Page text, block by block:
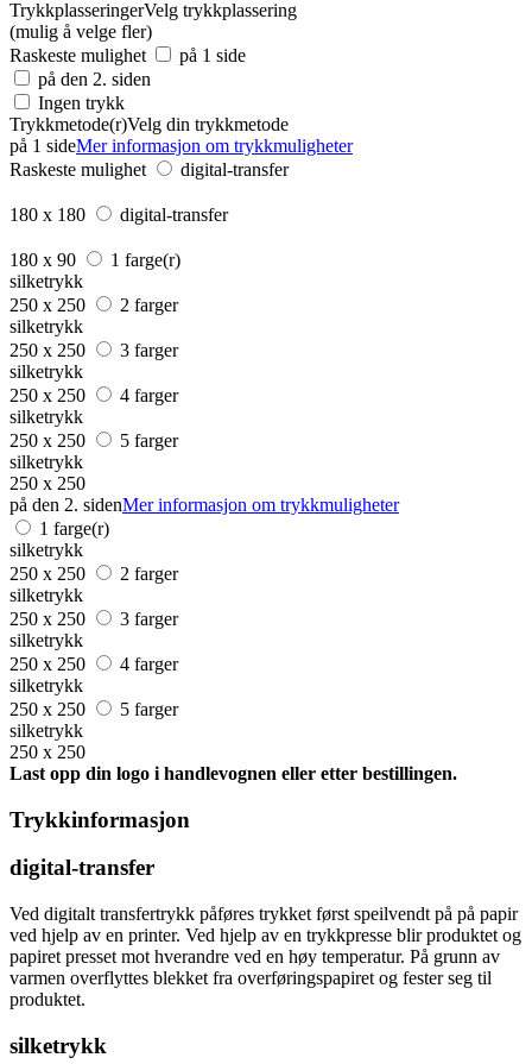
TrykkplasseringerVelg trykkplassering
(mulig å velge fler)
Raskeste mulighet
på 1 side
på den 2. siden
Ingen trykk
Trykkmetode(r)Velg din trykkmetode
på 1 sideMer informasjon om trykkmuligheter
Raskeste mulighet
digital-transfer
180 x 180 digital-transfer
180 x 90
1 farge(r)
silketrykk
250 x 250
2 farger
silketrykk
250 x 250
3 farger
silketrykk
250 x 250
4 farger
silketrykk
250 x 250
5 farger
silketrykk
250 x 250
på den 2. sidenMer informasjon om trykkmuligheter
1 farge(r)
silketrykk
250 x 250
2 farger
silketrykk
250 x 250
3 farger
silketrykk
250 x 250
4 farger
silketrykk
250 x 250
5 farger
silketrykk
250 x 250
Last opp din logo i handlevognen eller etter bestillingen.
Trykkinformasjon
digital-transfer
Ved digitalt transfertrykk påføres trykket først speilvendt på på papir
ved hjelp av en printer. Ved hjelp av en trykkpresse blir produktet og
papiret presset mot hverandre ved en høy temperatur. På grunn av
varmen overflyttes blekket fra overføringspapiret og fester seg til
produktet.
silketrykk